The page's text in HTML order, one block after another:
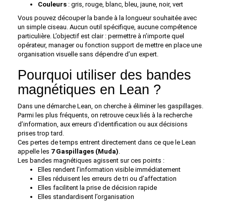
Couleurs : gris, rouge, blanc, bleu, jaune, noir, vert
Vous pouvez découper la bande à la longueur souhaitée avec
un simple ciseau. Aucun outil spécifique, aucune compétence
particulière. L’objectif est clair : permettre à n’importe quel
opérateur, manager ou fonction support de mettre en place une
organisation visuelle sans dépendre d’un expert.
Pourquoi utiliser des bandes
magnétiques en Lean ?
Dans une démarche Lean, on cherche à éliminer les gaspillages.
Parmi les plus fréquents, on retrouve ceux liés à la recherche
d’information, aux erreurs d’identification ou aux décisions
prises trop tard.
Ces pertes de temps entrent directement dans ce que le Lean
appelle les 7 Gaspillages (Muda).
Les bandes magnétiques agissent sur ces points :
Elles rendent l’information visible immédiatement
Elles réduisent les erreurs de tri ou d’affectation
Elles facilitent la prise de décision rapide
Elles standardisent l’organisation